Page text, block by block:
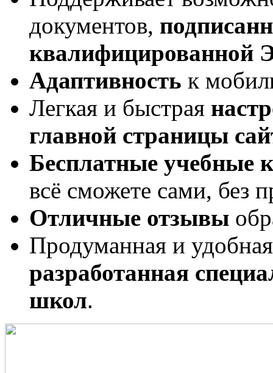
документов,
квалифицированной
Адаптивность к
Легкая и быстрая
главной страницы
Бесплатные учебные
всё сможете сами, без
Отличные отзывы
Продуманная и
разработанная
школ.